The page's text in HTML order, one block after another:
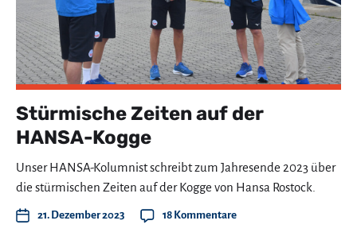
Stürmische Zeiten auf der
HANSA-Kogge
Unser HANSA-Kolumnist schreibt zum Jahresende 2023 über
die stürmischen Zeiten auf der Kogge von Hansa Rostock.
21. Dezember 2023 18 Kommentare